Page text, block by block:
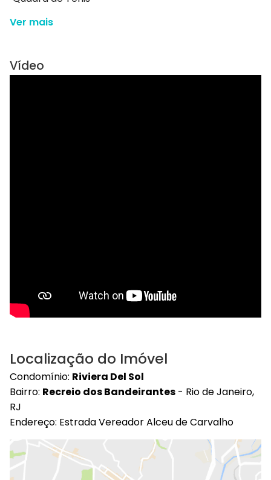
Ver mais
Vídeo
Localização do Imóvel
Condomínio: Riviera Del Sol
Bairro: Recreio dos Bandeirantes - Rio de Janeiro,
RJ
Endereço: Estrada Vereador Alceu de Carvalho